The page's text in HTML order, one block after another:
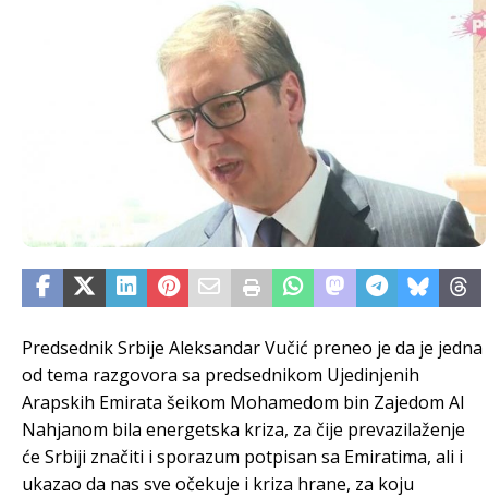
Predsednik Srbije Aleksandar Vučić preneo je da je jedna
od tema razgovora sa predsednikom Ujedinjenih
Arapskih Emirata šeikom Mohamedom bin Zajedom Al
Nahjanom bila energetska kriza, za čije prevazilaženje
će Srbiji značiti i sporazum potpisan sa Emiratima, ali i
ukazao da nas sve očekuje i kriza hrane, za koju